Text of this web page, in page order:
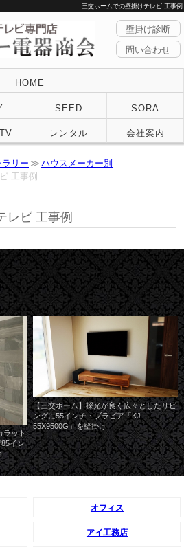
三交ホームでの壁掛けテレビ 工事例
壁掛け診断
問い合わせ
HOME
SEED SORA
レンタル 会社案内
リー
ハウスメーカー別
工事例
レビ 工事例
ラット
イン
【三交ホーム】採光が良く広々としたリビ
ングに55インチ・ブラビア「KJ-
55X9500G」を壁掛け
オフィス
アイ工務店